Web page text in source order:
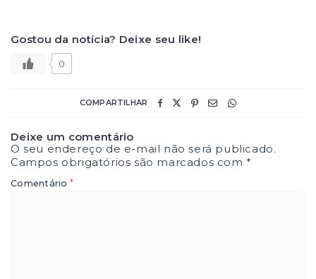
Gostou da notícia? Deixe seu like!
0
COMPARTILHAR
Deixe um comentário
O seu endereço de e-mail não será publicado.
Campos obrigatórios são marcados com*
Comentário *